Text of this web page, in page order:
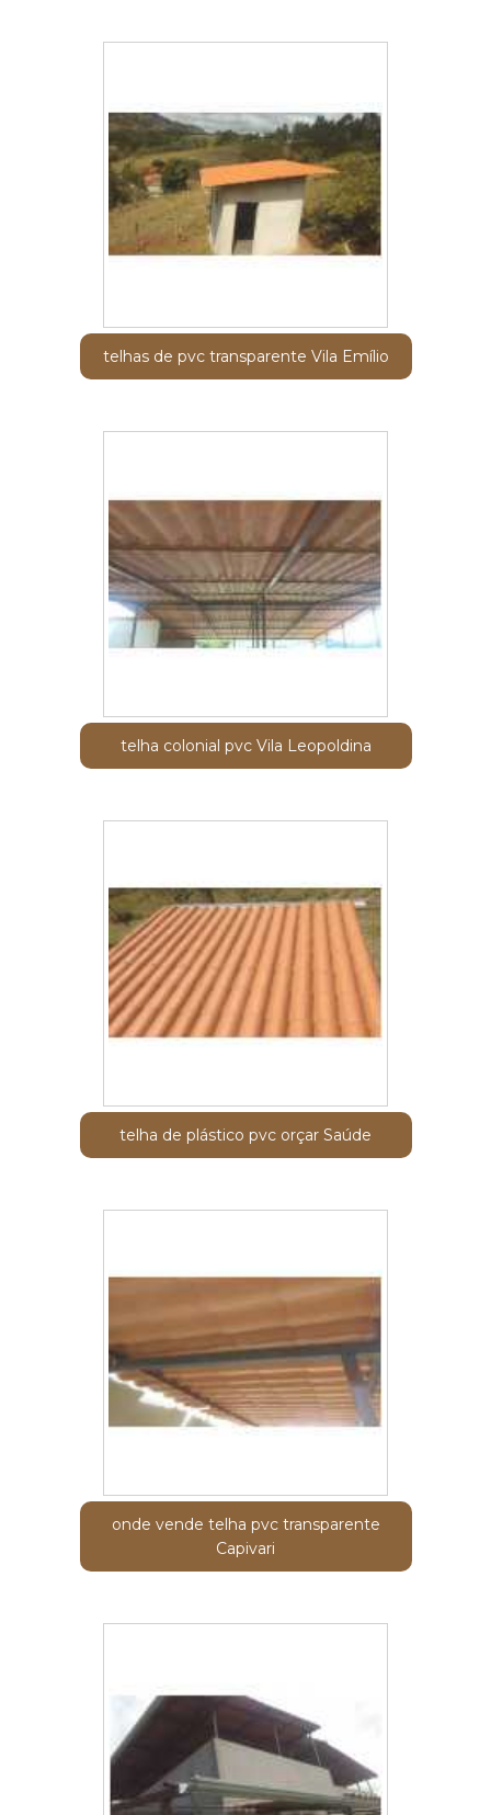
telhas de pvc transparente Vila Emílio
telha colonial pvc Vila Leopoldina
telha de plástico pvc orçar Saúde
onde vende telha pvc transparente
Capivari